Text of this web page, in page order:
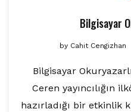
Bilgisayar
byCahit Cengizhan
Bilgisayar
Ceren yayıncılığın
hazırladığı bir etkinlik